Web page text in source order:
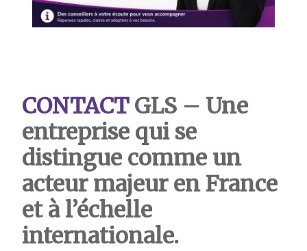
CONTACTGLS – Une
entreprise qui se
distingue comme un
acteur majeur en France
et à l’échelle
internationale.